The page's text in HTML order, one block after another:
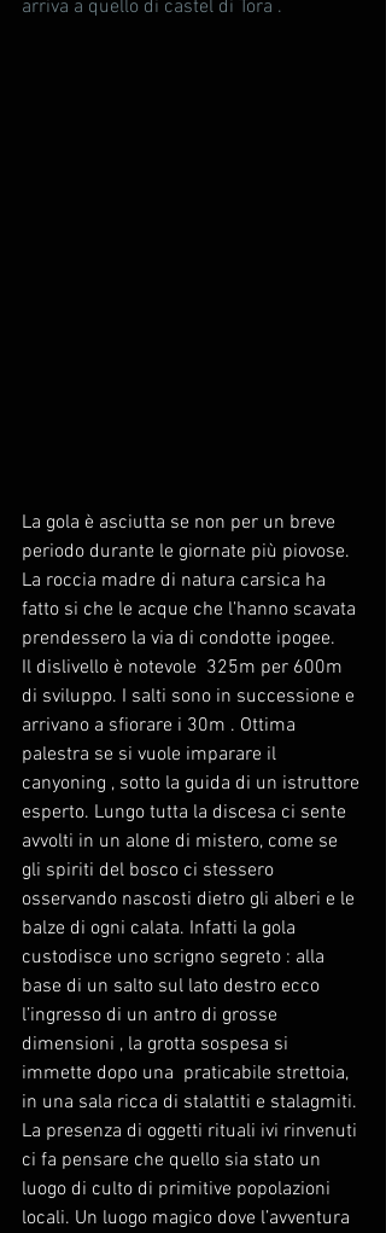
arriva a quello di castel di Tora .
La gola è asciutta se non per un breve
periodo durante le giornate più piovose.
La roccia madre di natura carsica ha
fatto si che le acque che l’hanno scavata
prendessero la via di condotte ipogee.
Il dislivello è notevole  325m per 600m
di sviluppo. I salti sono in successione e
arrivano a sfiorare i 30m . Ottima
palestra se si vuole imparare il
canyoning , sotto la guida di un istruttore
esperto. Lungo tutta la discesa ci sente
avvolti in un alone di mistero, come se
gli spiriti del bosco ci stessero
osservando nascosti dietro gli alberi e le
balze di ogni calata. Infatti la gola
custodisce uno scrigno segreto : alla
base di un salto sul lato destro ecco
l’ingresso di un antro di grosse
dimensioni , la grotta sospesa si
immette dopo una  praticabile strettoia,
in una sala ricca di stalattiti e stalagmiti.
La presenza di oggetti rituali ivi rinvenuti
ci fa pensare che quello sia stato un
luogo di culto di primitive popolazioni
locali. Un luogo magico dove l’avventura